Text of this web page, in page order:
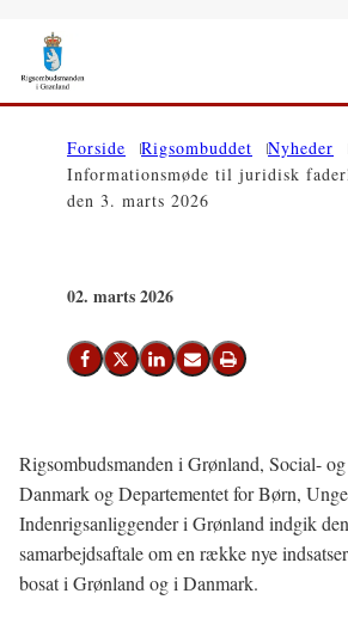
Gå til forsiden
Forside Rigsombuddet
Nyheder
Informationsmøde til juridisk
den 3. marts 2026
02. marts 2026
Del på Facebook
Del på X (Twitter)
Del på LinkedIn
Send email
Print
Rigsombudsmanden i Grønland, Social-
Danmark og Departementet for Børn,
Indenrigsanliggender i Grønland indgik
samarbejdsaftale om en række nye
bosat i Grønland og i Danmark.